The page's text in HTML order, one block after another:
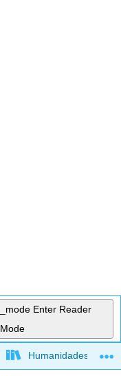
Enter Reader
Mode
global
Humanidades